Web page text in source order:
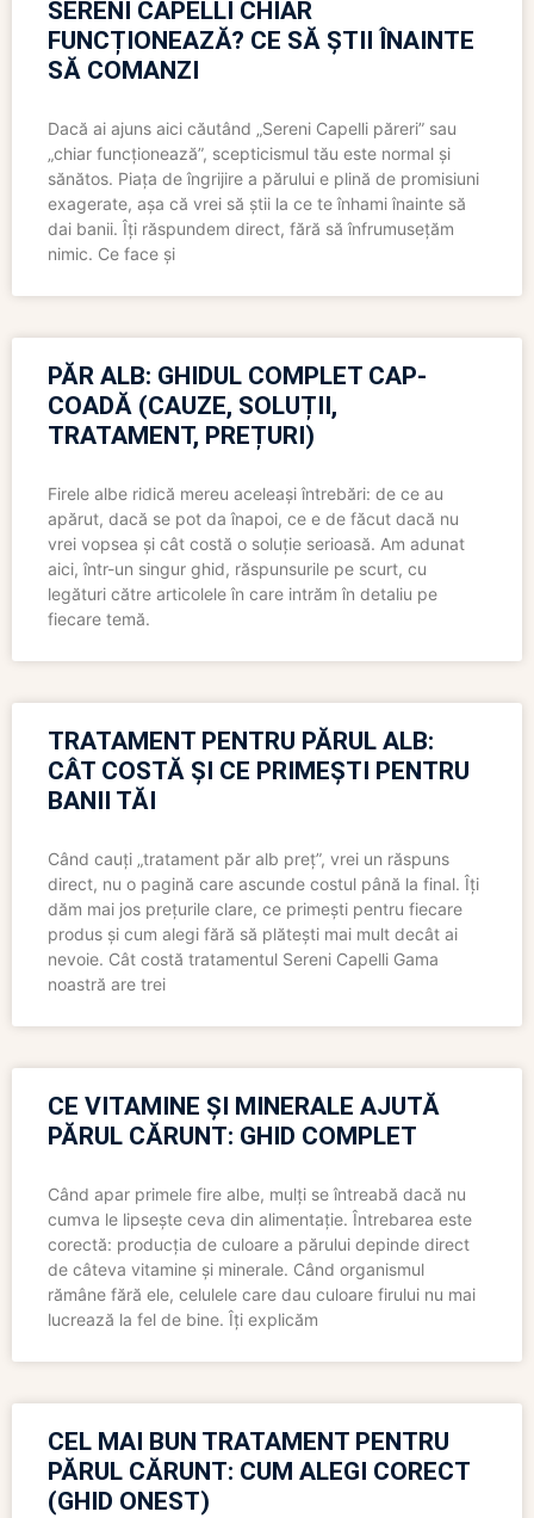
SERENI CAPELLI CHIAR
FUNCȚIONEAZĂ? CE SĂ ȘTII ÎNAINTE
SĂ COMANZI
Dacă ai ajuns aici căutând „Sereni Capelli păreri” sau
„chiar funcționează”, scepticismul tău este normal și
sănătos. Piața de îngrijire a părului e plină de promisiuni
exagerate, așa că vrei să știi la ce te înhami înainte să
dai banii. Îți răspundem direct, fără să înfrumusețăm
nimic. Ce face și
PĂR ALB: GHIDUL COMPLET CAP-
COADĂ (CAUZE, SOLUȚII,
TRATAMENT, PREȚURI)
Firele albe ridică mereu aceleași întrebări: de ce au
apărut, dacă se pot da înapoi, ce e de făcut dacă nu
vrei vopsea și cât costă o soluție serioasă. Am adunat
aici, într-un singur ghid, răspunsurile pe scurt, cu
legături către articolele în care intrăm în detaliu pe
fiecare temă.
TRATAMENT PENTRU PĂRUL ALB:
CÂT COSTĂ ȘI CE PRIMEȘTI PENTRU
BANII TĂI
Când cauți „tratament păr alb preț”, vrei un răspuns
direct, nu o pagină care ascunde costul până la final. Îți
dăm mai jos prețurile clare, ce primești pentru fiecare
produs și cum alegi fără să plătești mai mult decât ai
nevoie. Cât costă tratamentul Sereni Capelli Gama
noastră are trei
CE VITAMINE ȘI MINERALE AJUTĂ
PĂRUL CĂRUNT: GHID COMPLET
Când apar primele fire albe, mulți se întreabă dacă nu
cumva le lipsește ceva din alimentație. Întrebarea este
corectă: producția de culoare a părului depinde direct
de câteva vitamine și minerale. Când organismul
rămâne fără ele, celulele care dau culoare firului nu mai
lucrează la fel de bine. Îți explicăm
CEL MAI BUN TRATAMENT PENTRU
PĂRUL CĂRUNT: CUM ALEGI CORECT
(GHID ONEST)